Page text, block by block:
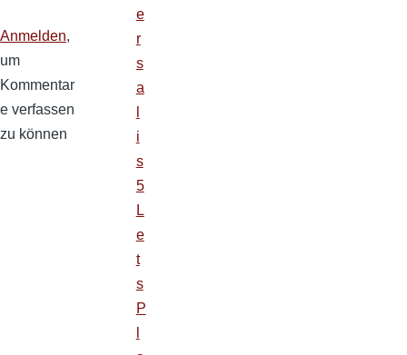
Anmelden,
um
Kommentar
e verfassen
zu können
e
r
s
a
i
s
5
L
e
t
s
P